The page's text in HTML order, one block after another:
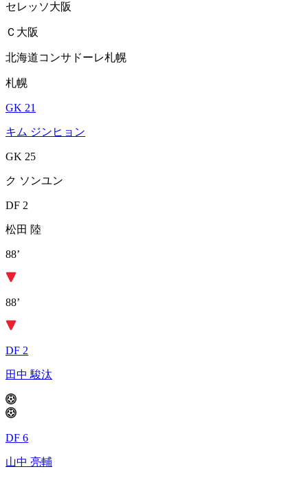
セレッソ大阪
Ｃ大阪
北海道コンサドーレ札幌
札幌
GK 21
キム ジンヒョン
GK 25
ク ソンユン
DF 2
松田 陸
88’
88’
DF 2
田中 駿汰
DF 6
山中 亮輔